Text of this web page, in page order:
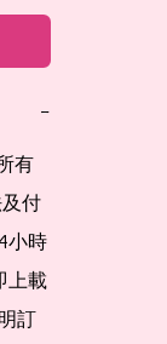
−
有
及付
小時
上載
訂